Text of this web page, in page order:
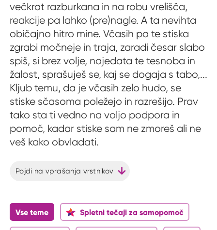
večkrat razburkana in na robu vrelišča,
reakcije pa lahko (pre)nagle. A ta nevihta
običajno hitro mine. Včasih pa te stiska
zgrabi močneje in traja, zaradi česar slabo
spiš, si brez volje, najedata te tesnoba in
žalost, sprašuješ se, kaj se dogaja s tabo,...
Kljub temu, da je včasih zelo hudo, se
stiske sčasoma poležejo in razrešijo. Prav
tako sta ti vedno na voljo podpora in
pomoč, kadar stiske sam ne zmoreš ali ne
veš kako obvladati.
Pojdi na vprašanja vrstnikov
Vse teme Spletni tečaji za samopomoč